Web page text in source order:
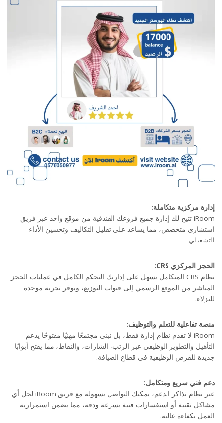
إدارة مركزية متكاملة:
iRoom تتيح لك إدارة جميع فروعك الفندقية من موقع واحد عبر فريق
استشاري متخصص، مما يساعد على تقليل التكاليف وتحسين الأداء
التشغيلي.
الحجز المركزي CRS:
نظام CRS المتكامل يسهل على إدارتك التحكم الكامل في عمليات الحجز
المباشر من الموقع الرسمي إلى قنوات التوزيع، ويوفر تجربة موحدة
للنزلاء.
منصة تفاعلية للتعلم والتوظيف:
iRoom لا تقدم نظام إدارة فقط، بل تبني مجتمعًا مهنيًا مفتوحًا يدعم
التأهيل والتطوير الوظيفي عبر الرتب، الشارات، والنقاط، مما يفتح أبوابًا
جديدة للفرص الوظيفية في قطاع الضيافة.
دعم فني سريع ومتكامل:
عبر نظام تذاكر الدعم، يمكنك التواصل بسهولة مع فريق iRoom لحل أي
مشاكل تقنية أو استفسارات فنية بسرعة ودقة، مما يضمن استمرارية
العمل بكفاءة عالية.